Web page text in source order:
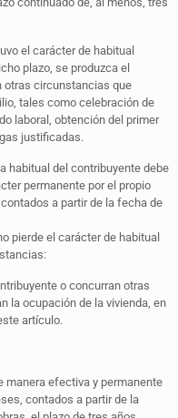
el carácter de habitual
plazo, se produzca el
otras circunstancias que
tales como celebración de
laboral, obtención del primer
justificadas.
habitual del contribuyente debe
permanente por el propio
a partir de la fecha de
pierde el carácter de habitual
o concurran otras
la ocupación de la vivienda, en
artículo.
manera efectiva y permanente
contados a partir de la